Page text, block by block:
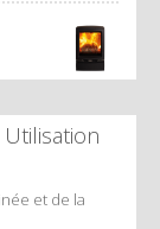
Utilisation
et de la